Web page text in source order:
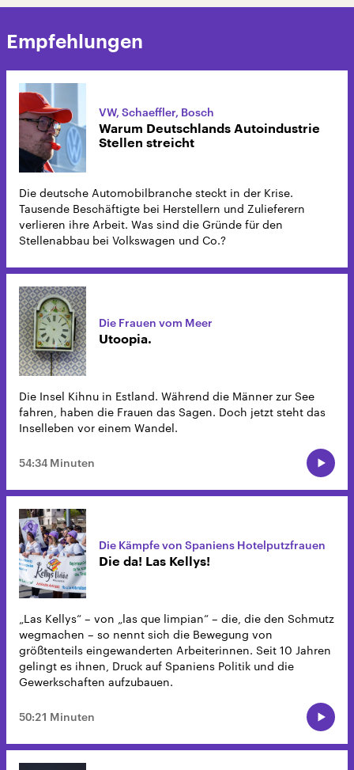
Empfehlungen
VW, Schaeffler, Bosch
Warum Deutschlands Autoindustrie
Stellen streicht
Die deutsche Automobilbranche steckt in der Krise.
Tausende Beschäftigte bei Herstellern und Zulieferern
verlieren ihre Arbeit. Was sind die Gründe für den
Stellenabbau bei Volkswagen und Co.?
Die Frauen vom Meer
Utoopia.
Die Insel Kihnu in Estland. Während die Männer zur See
fahren, haben die Frauen das Sagen. Doch jetzt steht das
Inselleben vor einem Wandel.
54:34 Minuten
Die Kämpfe von Spaniens Hotelputzfrauen
Die da! Las Kellys!
„Las Kellys“ – von „las que limpian“ – die, die den Schmutz
wegmachen – so nennt sich die Bewegung von
größtenteils eingewanderten Arbeiterinnen. Seit 10 Jahren
gelingt es ihnen, Druck auf Spaniens Politik und die
Gewerkschaften aufzubauen.
50:21 Minuten